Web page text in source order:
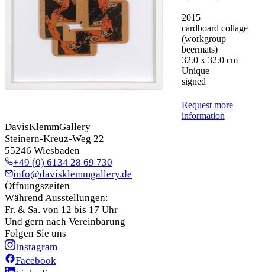
2015
cardboard collage
(workgroup
beermats)
32.0 x 32.0 cm
Unique
signed
Request more
information
DavisKlemmGallery
Steinern-Kreuz-Weg 22
55246 Wiesbaden
+49 (0) 6134 28 69 730
info@davisklemmgallery.de
Öffnungszeiten
Während Ausstellungen:
Fr. & Sa. von 12 bis 17 Uhr
Und gern nach Vereinbarung
Folgen Sie uns
Instagram
Facebook